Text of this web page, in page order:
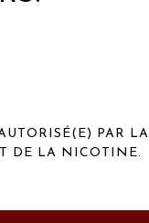
PAR LA
DE LA NICOTINE.